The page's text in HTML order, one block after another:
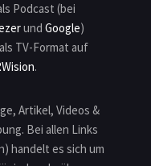
Podcast (bei
und Google)
TV-Format auf
.
Artikel, Videos &
Bei allen Links
handelt es sich um